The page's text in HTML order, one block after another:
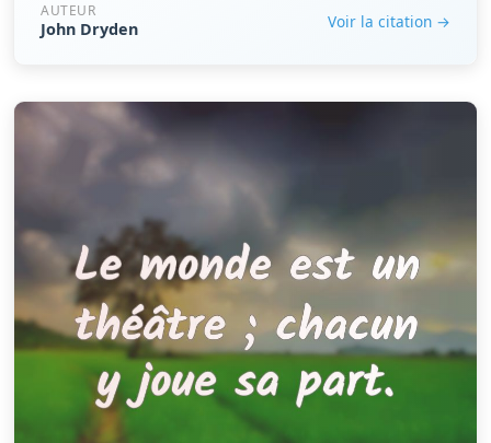
AUTEUR
John Dryden Voir la citation →